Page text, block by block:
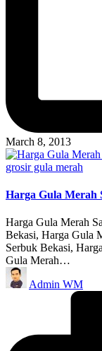
March 8, 2013
Posted
grosir gula merah
Harga Gula Merah
Harga Gula Merah
Bekasi, Harga Gula
Serbuk Bekasi,
Gula Merah…
Posted
by
Admin WM